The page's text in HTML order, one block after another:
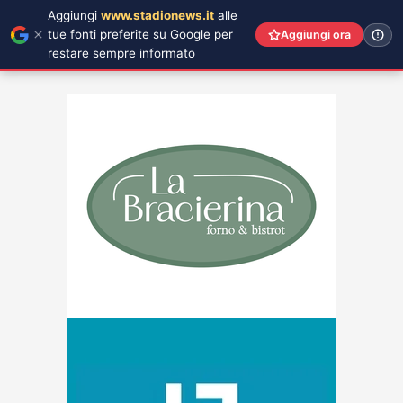
Aggiungi www.stadionews.it alle
tue fonti preferite su Google per
restare sempre informato
Aggiungi ora